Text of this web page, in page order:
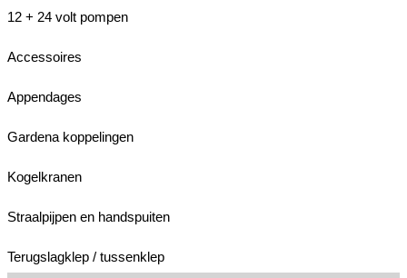
12 + 24 volt pompen
Accessoires
Appendages
Gardena koppelingen
Kogelkranen
Straalpijpen en handspuiten
Terugslagklep / tussenklep